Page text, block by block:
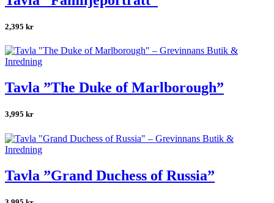
2,395 kr
Tavla ”The Duke of Marlborough”
3,995 kr
Tavla ”Grand Duchess of Russia”